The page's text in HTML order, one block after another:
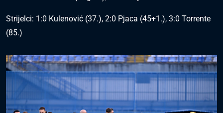
Strijelci: 1:0 Kulenović (37.), 2:0 Pjaca (45+1.), 3:0 Torrente
(85.)